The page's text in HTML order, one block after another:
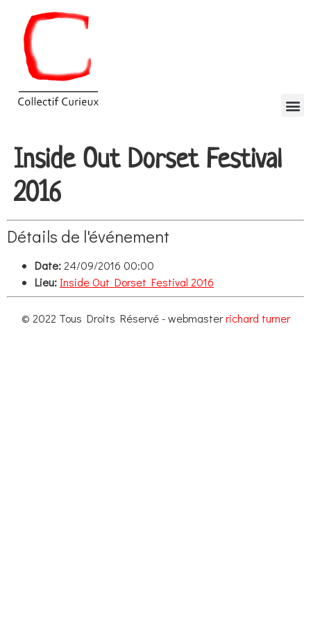
Inside Out Dorset Festival
2016
Détails de l'événement
Date:24/09/2016 00:00
Lieu: Inside Out Dorset Festival 2016
© 2022 Tous Droits Réservé - webmasterrichard turner